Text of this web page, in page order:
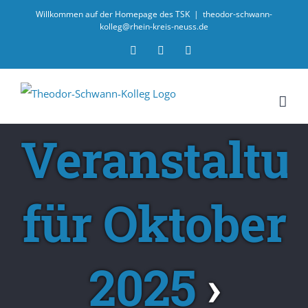
Willkommen auf der Homepage des TSK | theodor-schwann-
kolleg@rhein-kreis-neuss.de
Email
Facebook
für Oktober
2025›